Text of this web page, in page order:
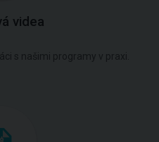
videa
s našimi programy v praxi.